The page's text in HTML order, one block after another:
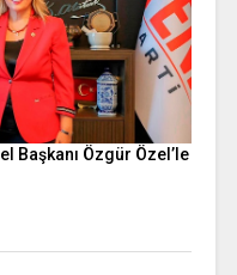
Başkanı Özgür Özel’le